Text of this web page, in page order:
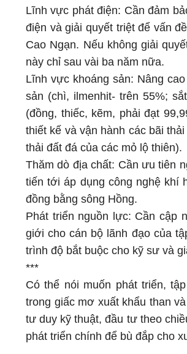
Lĩnh vực phát điện: Cần đảm
điện và giải quyết triệt để vấn
Cao Ngạn. Nếu không giải
này chỉ sau vài ba năm nữa.
Lĩnh vực khoáng sản: Nâng
sản (chì, ilmenhit- trên 55%;
(đồng, thiếc, kẽm, phải đạt
thiết kế và vận hành các bãi
thải đất đá của các mỏ lộ thiên).
Thăm dò địa chất: Cần ưu tiên
tiến tới áp dụng công nghệ khí
đồng bằng sông Hồng.
Phát triển nguồn lực: Cần cập
giới cho cán bộ lãnh đạo của
trình độ bắt buộc cho kỹ sư và
***
Có thể nói muốn phát triển,
trong giấc mơ xuất khẩu than
tư duy kỹ thuật, đầu tư theo
phát triển chính để bù đắp cho